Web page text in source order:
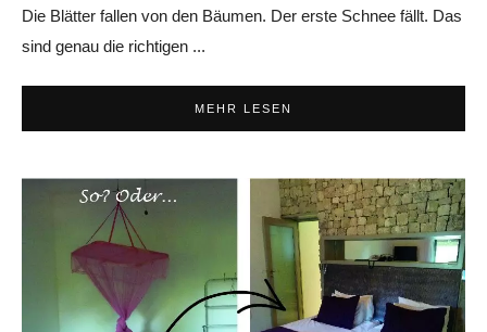
Die Blätter fallen von den Bäumen. Der erste Schnee fällt. Das
sind genau die richtigen ...
MEHR LESEN